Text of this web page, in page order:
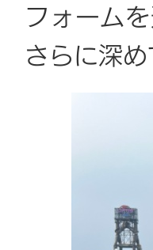
フォーム
さらに深